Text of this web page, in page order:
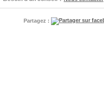
Partagez :